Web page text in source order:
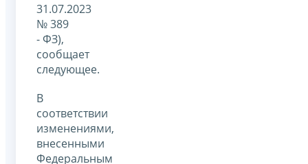
31.07.2023
№ 389
- ФЗ),
сообщает
следующее.
В
соответствии
изменениями,
внесенными
Федеральным